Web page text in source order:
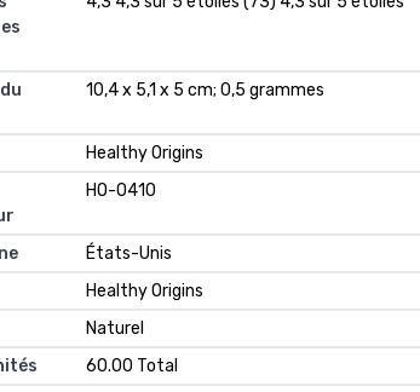
10,4 x 5,1 x 5 cm; 0,5 grammes
Healthy Origins
HO-0410
États-Unis
Healthy Origins
Naturel
60.00 Total